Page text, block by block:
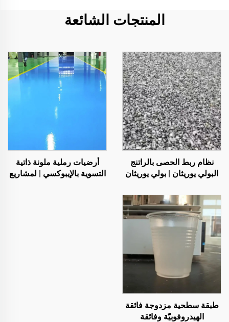
المنتجات الشائعة
نظام ربط الحصى بالراتنج
البولي يوريثان | بولي يوريثان
والديكور
أرضيات رملية ملونة ذاتية
التسوية بالإيبوكسي | لمشاريع
طبقة سطحية مزدوجة فائقة
الهيدروفوبيّة وفائقة